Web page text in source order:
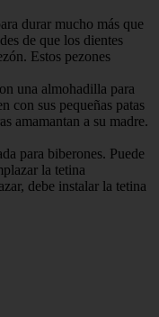
durar mucho más que
de que los dientes
Estos pezones
una almohadilla para
con sus pequeñas patas
amamantan a su madre.
para biberones. Puede
la tetina
debe instalar la tetina